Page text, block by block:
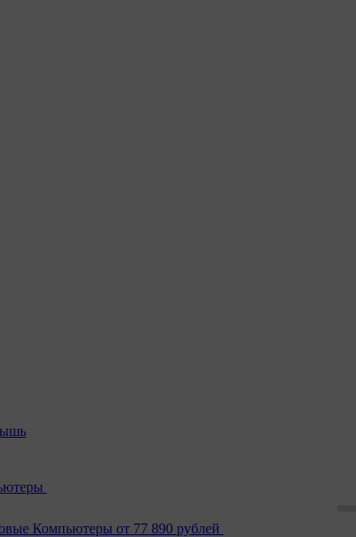
Компьютеры от 77 890 рублей